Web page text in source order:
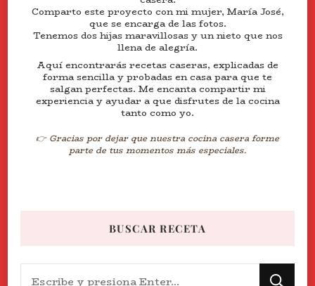
Comparto este proyecto con mi mujer, María José,
que se encarga de las fotos.
Tenemos dos hijas maravillosas y un nieto que nos
llena de alegría.
Aquí encontrarás recetas caseras, explicadas de
forma sencilla y probadas en casa para que te
salgan perfectas. Me encanta compartir mi
experiencia y ayudar a que disfrutes de la cocina
tanto como yo.
👉 Gracias por dejar que nuestra cocina casera forme
parte de tus momentos más especiales.
BUSCAR RECETA
¿Buscas